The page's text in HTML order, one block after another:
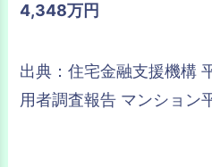
4,348万円
出典：住宅金融支援機構
用者調査報告 マンション